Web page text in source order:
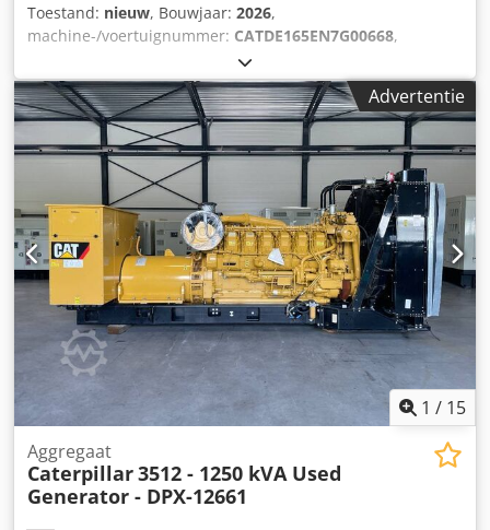
Toestand: nieuw, Bouwjaar: 2026,
machine-/voertuignummer: CATDE165EN7G00668,
, motorfabrikant:
Toepassingsgebied: bouw Leeggewicht: 1.926 kg
Generatorvermogen: 165 kVA Afmetingen laadruimte: 334 x
117 x 175 cm CE-markering: ja Watertankinhoud: 325 l
Neem contact op met Team DPX voor meer informatie. =
Verdere opties en accessoires = Chsdpewrwk Dofx Ammoa
- Accu - Bedieningspaneel - Stalen dak - Tankwagen
Advertentie
1 / 15
Aggregaat
Caterpillar3512 - 1250 kVA Used
Generator - DPX-12661